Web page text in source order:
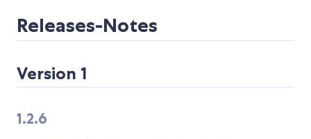
Releases-Notes
Version 1
1.2.6